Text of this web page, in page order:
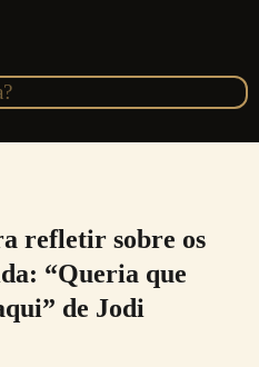
refletir sobre os
“Queria que
de Jodi